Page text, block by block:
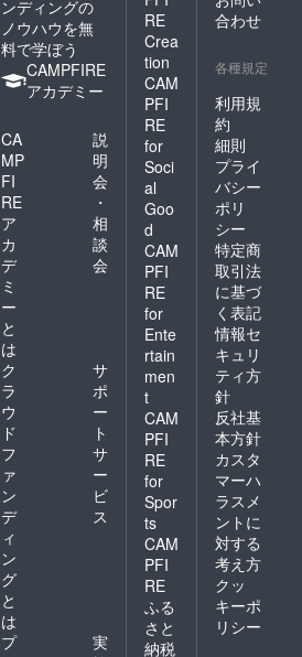
ンディングの
ノウハウを無
料で学ぼう
CAMPFIRE
アカデミー
CA
MP
FI
RE
ア
カ
デ
ミ
ー
と
は
説
明
会
・
相
談
会
ク
ラ
ウ
ド
フ
ァ
ン
デ
ィ
ン
グ
と
は
サ
ポ
ー
ト
サ
ー
ビ
ス
プ
実
RE
Crea
tion
CAM
PFI
RE
for
Soci
al
Goo
d
CAM
PFI
RE
for
Ente
rtain
men
t
CAM
PFI
RE
for
Spor
ts
CAM
PFI
RE
ふる
さと
納税
合わせ
各種規定
利用規
約
細則
プライ
バシー
ポリ
シー
特定商
取引法
に基づ
く表記
情報セ
キュリ
ティ方
針
反社基
本方針
カスタ
マーハ
ラスメ
ントに
対する
考え方
クッ
キーポ
リシー